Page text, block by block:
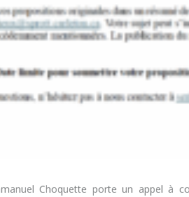
Choquette porte un appel à